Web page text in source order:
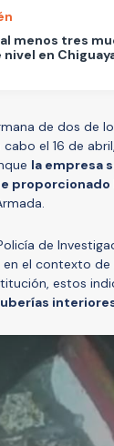
menos tres
nivel en
de dos de
el 16 de
la empresa
de
en el contexto
estos